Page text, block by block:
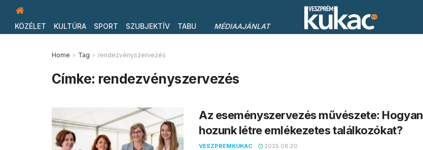
KÖZÉLET KULTÚRA SPORT SZUBJEKTÍV TABU MÉDIAAJÁNLAT
Home Tag rendezvényszervezés
Címke: rendezvényszervezés
Az eseményszervezés művészete: Hogyan
hozunk létre emlékezetes találkozókat?
VESZPREMKUKAC 2025.08.20.